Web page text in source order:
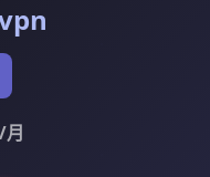
/月